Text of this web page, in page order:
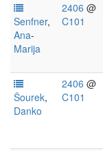
Senfner,
Ana-
Marija
2406 @
C101
Šourek,
Danko
2406 @
C101